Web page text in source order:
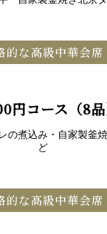
的な高級中華会席
円コース（8品
の煮込み・自家製釜
ど
的な高級中華会席